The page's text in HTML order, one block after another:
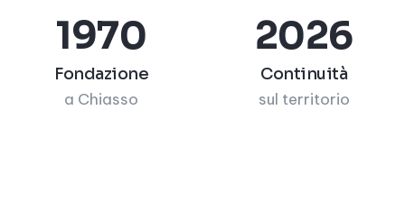
1970
Fondazione
a Chiasso
2026
Continuità
sul territorio